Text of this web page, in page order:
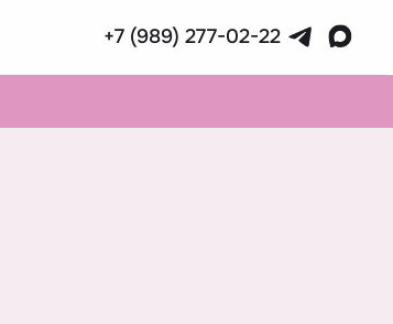
+7 (989) 277-02-22